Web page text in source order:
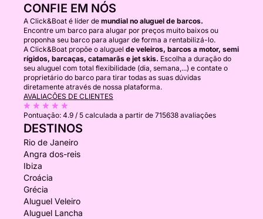
CONFIE EM NÓS
A Click&Boat é líder de mundial no aluguel de barcos.
Encontre um barco para alugar por preços muito baixos ou
proponha seu barco para alugar de forma a rentabilizá-lo.
A Click&Boat propõe o aluguel de veleiros, barcos a motor, semi
rígidos, barcaças, catamarãs e jet skis. Escolha a duração do
seu aluguel com total flexibilidade (dia, semana,...) e contate o
proprietário do barco para tirar todas as suas dúvidas
diretamente através de nossa plataforma.
AVALIAÇÕES DE CLIENTES
Pontuação: 4.9 / 5 calculada a partir de 715638 avaliações
DESTINOS
Rio de Janeiro
Angra dos-reis
Ibiza
Croácia
Grécia
Aluguel Veleiro
Aluguel Lancha